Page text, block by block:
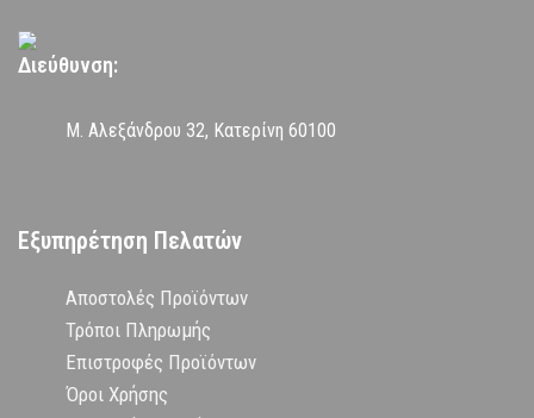
Διεύθυνση:
Μ. Αλεξάνδρου 32, Κατερίνη 60100
Εξυπηρέτηση Πελατών
Αποστολές Προϊόντων
Τρόποι Πληρωμής
Επιστροφές Προϊόντων
Όροι Χρήσης